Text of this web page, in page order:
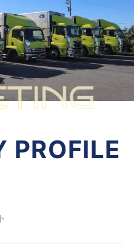
PROFILE